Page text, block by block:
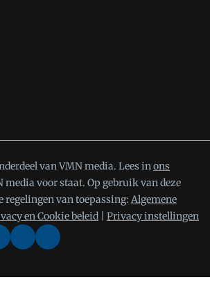
van VMN media. Lees inons
media voor staat. Op gebruik van deze
regelingen van toepassing: Algemene
en Cookie beleid Privacy instellingen